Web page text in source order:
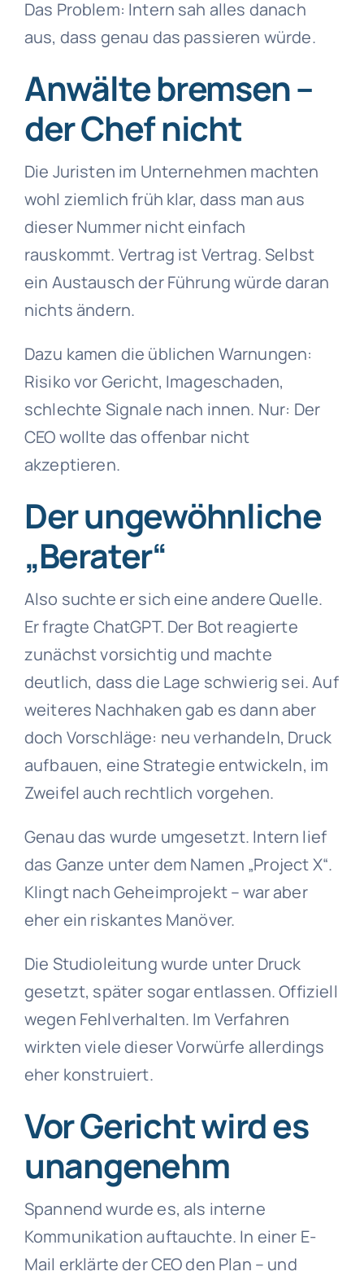
Das Problem: Intern sah alles danach
aus, dass genau das passieren würde.
Anwälte bremsen –
der Chef nicht
Die Juristen im Unternehmen machten
wohl ziemlich früh klar, dass man aus
dieser Nummer nicht einfach
rauskommt. Vertrag ist Vertrag. Selbst
ein Austausch der Führung würde daran
nichts ändern.
Dazu kamen die üblichen Warnungen:
Risiko vor Gericht, Imageschaden,
schlechte Signale nach innen. Nur: Der
CEO wollte das offenbar nicht
akzeptieren.
Der ungewöhnliche
„Berater“
Also suchte er sich eine andere Quelle.
Er fragte ChatGPT. Der Bot reagierte
zunächst vorsichtig und machte
deutlich, dass die Lage schwierig sei. Auf
weiteres Nachhaken gab es dann aber
doch Vorschläge: neu verhandeln, Druck
aufbauen, eine Strategie entwickeln, im
Zweifel auch rechtlich vorgehen.
Genau das wurde umgesetzt. Intern lief
das Ganze unter dem Namen „Project X“.
Klingt nach Geheimprojekt – war aber
eher ein riskantes Manöver.
Die Studioleitung wurde unter Druck
gesetzt, später sogar entlassen. Offiziell
wegen Fehlverhalten. Im Verfahren
wirkten viele dieser Vorwürfe allerdings
eher konstruiert.
Vor Gericht wird es
unangenehm
Spannend wurde es, als interne
Kommunikation auftauchte. In einer E-
Mail erklärte der CEO den Plan – und